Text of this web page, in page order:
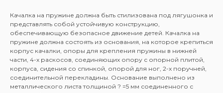
Качалка на пружине должна быть стилизована под лягушонка и
представлять собой устойчивую конструкцию,
обеспечивающую безопасное движение детей. Качалка на
пружине должна состоять из основания, на которое крепиться
корпус качалки, опоры для крепления пружины в нижней
части, 4-х раскосов, соединяющих опору с опорной плитой,
корпуса, сидения со спинкой, опорой для ног, 2-х поручней,
соединительной перекладины. Основание выполнено из
металлического листа толщиной ? =5 мм соединенного с